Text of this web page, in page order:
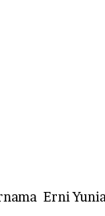
Erni